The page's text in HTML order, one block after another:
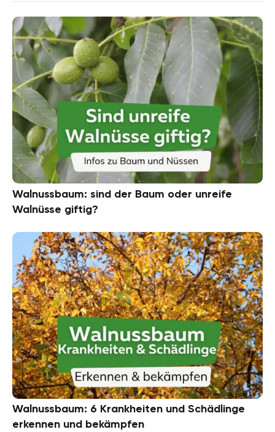
Walnussbaum: sind der Baum oder unreife
Walnüsse giftig?
Walnussbaum: 6 Krankheiten und Schädlinge
erkennen und bekämpfen